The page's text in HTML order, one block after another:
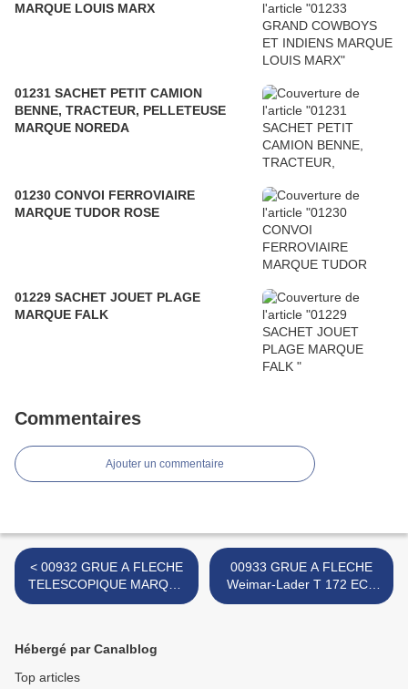
MARQUE LOUIS MARX
01231 SACHET PETIT CAMION
BENNE, TRACTEUR, PELLETEUSE
MARQUE NOREDA
01230 CONVOI FERROVIAIRE
MARQUE TUDOR ROSE
01229 SACHET JOUET PLAGE
MARQUE FALK
Commentaires
Ajouter un commentaire
< 00932 GRUE A FLECHE
TELESCOPIQUE MARQUE
GOZAN
00933 GRUE A FLECHE
Weimar-Lader T 172 ECH
H0 MARQUE ESPEWE >
Hébergé par Canalblog
Top articles